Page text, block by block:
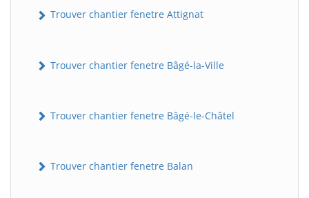
Trouver chantier fenetre Attignat
Trouver chantier fenetre Bâgé-la-Ville
Trouver chantier fenetre Bâgé-le-Châtel
Trouver chantier fenetre Balan